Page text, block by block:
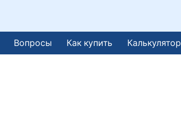
Вопросы Как купить Калькулятор